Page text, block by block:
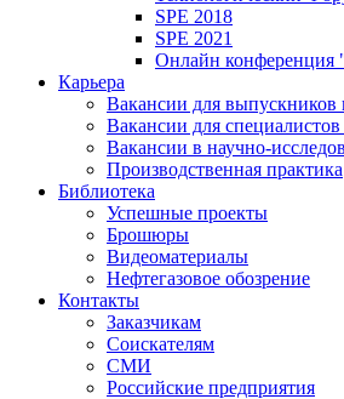
SPE 2018
SPE 2021
Онлайн конференция
Карьера
Вакансии для выпускников
Вакансии для
Вакансии в научно-
Производственная практика
Библиотека
Успешные проекты
Брошюры
Видеоматериалы
Нефтегазовое обозрение
Контакты
Заказчикам
Соискателям
СМИ
Российские предприятия